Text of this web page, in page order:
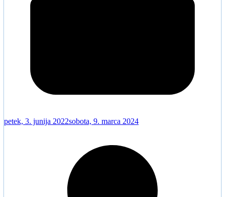
petek, 3. junija 2022sobota, 9. marca 2024